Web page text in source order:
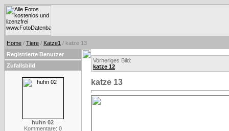
Home / Tiere / Katze1 / katze 13
Registrierte Benutzer
Zufallsbild
huhn 02
Kommentare: 0
Vorheriges Bild:
katze 12
katze 13